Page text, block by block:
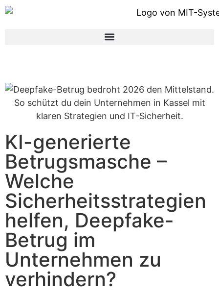
KI-generierte
Betrugsmasche –
Welche
Sicherheitsstrategien
helfen, Deepfake-
Betrug im
Unternehmen zu
verhindern?